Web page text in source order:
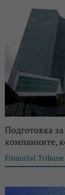
Подготовка
компаниите,
Financial Tribune